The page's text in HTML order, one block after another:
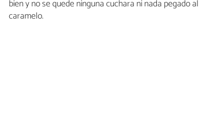
bien y no se quede ninguna cuchara ni nada pegado al
caramelo.